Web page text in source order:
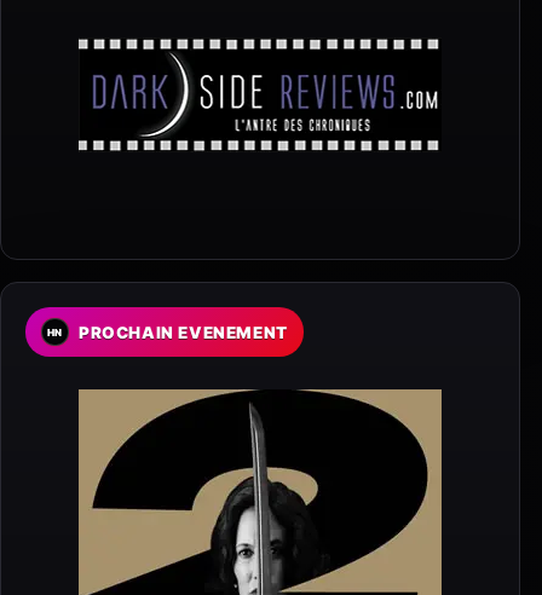
PROCHAIN EVENEMENT